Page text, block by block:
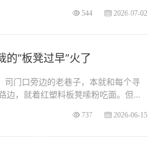
544 2026-07-02
“板凳过早”火了
门口旁边的老巷子，本就和每个寻
，就着红塑料板凳嗦粉吃面。但今
737 2026-06-15